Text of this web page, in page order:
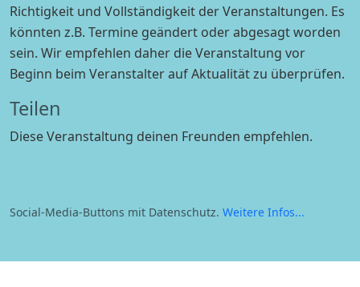
Richtigkeit und Vollständigkeit der Veranstaltungen. Es
könnten z.B. Termine geändert oder abgesagt worden
sein. Wir empfehlen daher die Veranstaltung vor
Beginn beim Veranstalter auf Aktualität zu überprüfen.
Teilen
Diese Veranstaltung deinen Freunden empfehlen.
Social-Media-Buttons mit Datenschutz. Weitere Infos...